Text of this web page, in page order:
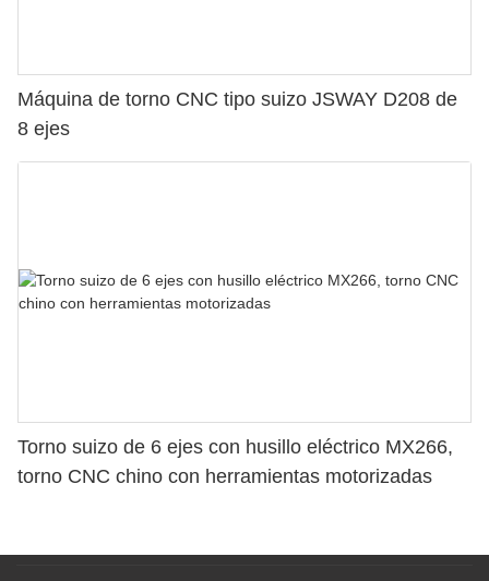
Máquina de torno CNC tipo suizo JSWAY D208 de
8 ejes
Torno suizo de 6 ejes con husillo eléctrico MX266,
torno CNC chino con herramientas motorizadas